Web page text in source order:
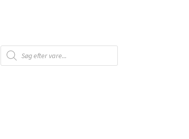
Products
search